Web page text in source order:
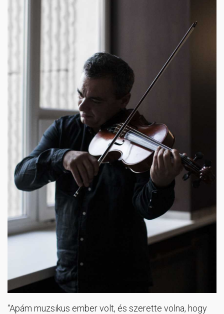
“Apám muzsikus ember volt, és szerette volna, hogy